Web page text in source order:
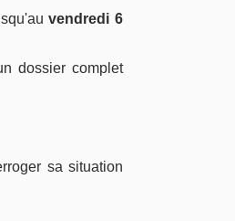
vendredi 6
dossier complet
sa situation